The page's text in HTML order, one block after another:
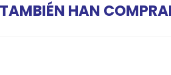
HAN